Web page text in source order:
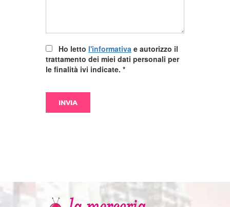
Ho letto l'informativa e autorizzo il
trattamento dei miei dati personali per
le finalità ivi indicate. *